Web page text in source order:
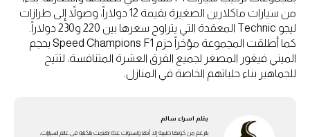
من سيارات ماكلارين الصغيرة بقيمة 12 دولاراً، وصولاً إلى طرازات
ليجو Technic المعقدة التي يتراوح سعرها بين 220 و230 دولاراً.
كما أطلقت المجموعة مؤخراً حزم Speed Champions F1 بحجم
الميني فيغور المصغر لجميع الفرق العشرة المتنافسة، لتتيح
للجماهير بناء حلباتهم الخاصة في المنازل.
بقلم اسراء سالم
بالرغم من كونها طبيبة إلا أنها ولسنوات عدة اهتمت بالكتابة في عالم السيارات،